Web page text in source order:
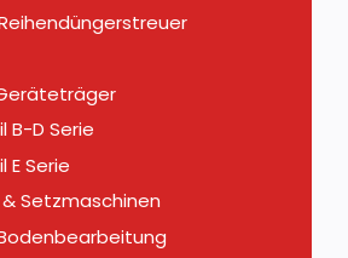
Reihendüngerstreuer
B-D Serie
E Serie
& Setzmaschinen